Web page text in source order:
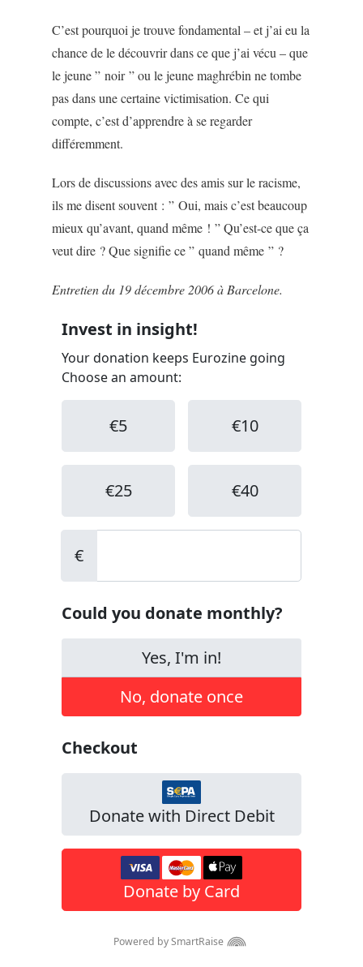
C’est pourquoi je trouve fondamental – et j’ai eu la
chance de le découvrir dans ce que j’ai vécu – que
le jeune ” noir ” ou le jeune maghrébin ne tombe
pas dans une certaine victimisation. Ce qui
compte, c’est d’apprendre à se regarder
différemment.
Lors de discussions avec des amis sur le racisme,
ils me disent souvent : ” Oui, mais c’est beaucoup
mieux qu’avant, quand même ! ” Qu’est-ce que ça
veut dire ? Que signifie ce ” quand même ” ?
Entretien du 19 décembre 2006 à Barcelone.